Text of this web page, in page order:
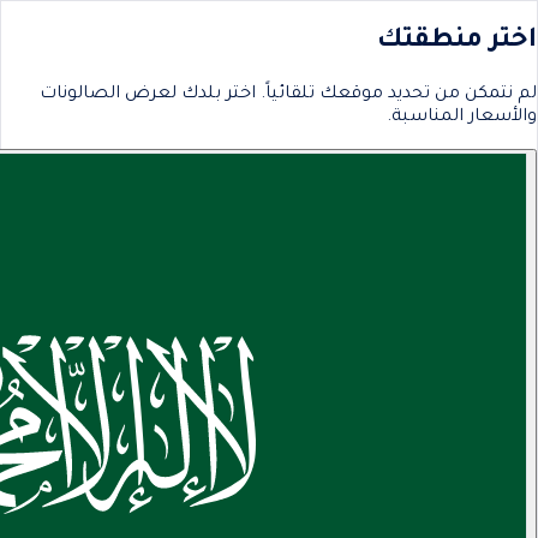
اختر منطقتك
لم نتمكن من تحديد موقعك تلقائياً. اختر بلدك لعرض الصالونات
والأسعار المناسبة.